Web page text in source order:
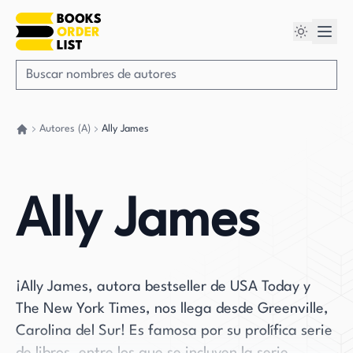
Autores (A) Ally James
Ally James
¡Ally James, autora bestseller de USA Today y
The New York Times, nos llega desde Greenville,
Carolina del Sur! Es famosa por su prolífica serie